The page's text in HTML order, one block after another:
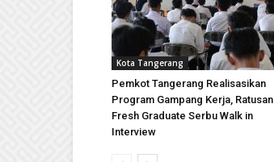
Kota Tangerang
Pemkot Tangerang Realisasikan
Program Gampang Kerja, Ratusan
Fresh Graduate Serbu Walk in
Interview